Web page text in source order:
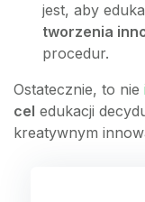
jest, aby
tworzenia
procedur.
Ostatecznie, to nie
cel edukacji
kreatywnym